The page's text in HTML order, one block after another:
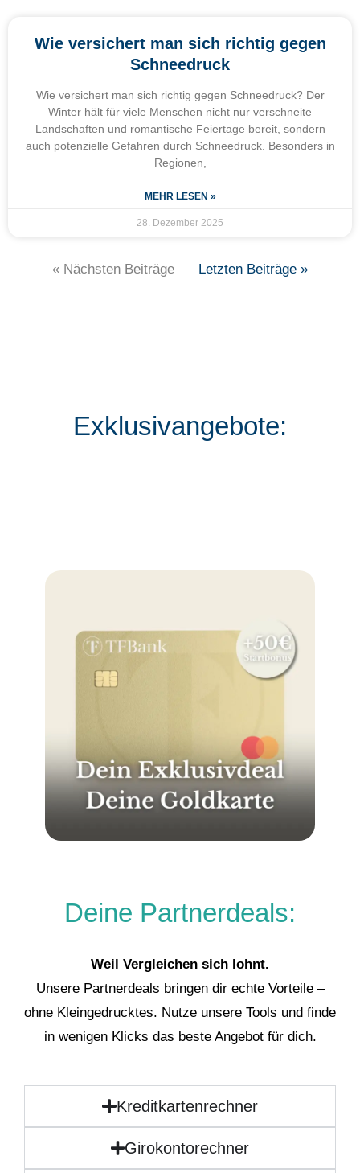
Wie versichert man sich richtig gegen
Schneedruck
Wie versichert man sich richtig gegen Schneedruck? Der
Winter hält für viele Menschen nicht nur verschneite
Landschaften und romantische Feiertage bereit, sondern
auch potenzielle Gefahren durch Schneedruck. Besonders in
Regionen,
MEHR LESEN »
28. Dezember 2025
« Nächsten Beiträge Letzten Beiträge »
Exklusivangebote:
Deine Partnerdeals:
Weil Vergleichen sich lohnt.
Unsere Partnerdeals bringen dir echte Vorteile –
ohne Kleingedrucktes. Nutze unsere Tools und finde
in wenigen Klicks das beste Angebot für dich.
Kreditkartenrechner
Girokontorechner